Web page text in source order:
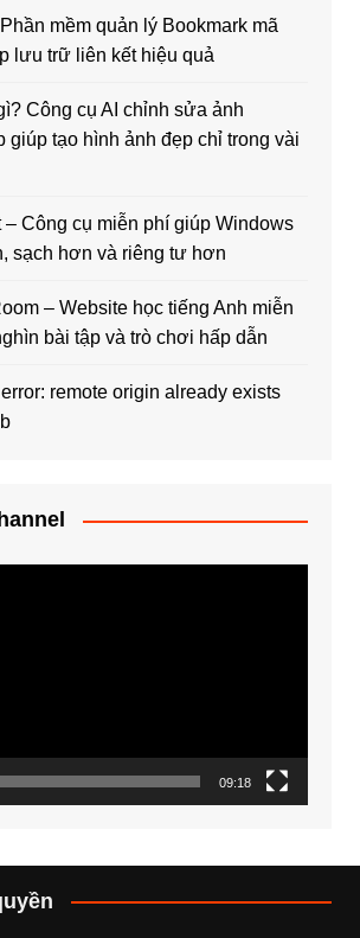
mềm quản lý Bookmark mã
lưu trữ liên kết hiệu quả
Công cụ AI chỉnh sửa ảnh
giúp tạo hình ảnh đẹp chỉ trong vài
– Công cụ miễn phí giúp Windows
sạch hơn và riêng tư hơn
– Website học tiếng Anh miễn
bài tập và trò chơi hấp dẫn
remote origin already exists
09:18